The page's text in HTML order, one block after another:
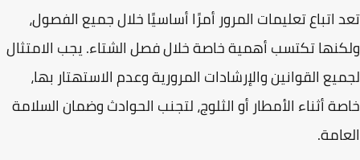
اتباع تعليمات المرور أمرًا أساسيًا خلال جميع الفصول،
تكتسب أهمية خاصة خلال فصل الشتاء. يجب الامتثال
القوانين والإرشادات المرورية وعدم الاستهتار بها،
أثناء الأمطار أو الثلوج، لتجنب الحوادث وضمان السلامة